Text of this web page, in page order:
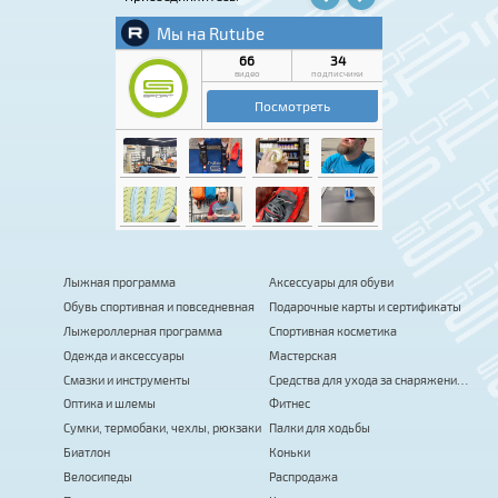
Лыжная программа
Обувь спортивная и повседневная
Лыжероллерная программа
Одежда и аксессуары
Смазки и инструменты
Оптика и шлемы
Сумки, термобаки, чехлы, рюкзаки
Биатлон
Велосипеды
Аксессуары для обуви
Подарочные карты и сертификаты
Спортивная косметика
Мастерская
Средства для ухода за снаряжением
Фитнес
Палки для ходьбы
Коньки
Распродажа